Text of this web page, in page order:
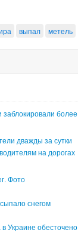
выпал метель
дважды за сутки
на дорогах
Фото
снегом
в Украине